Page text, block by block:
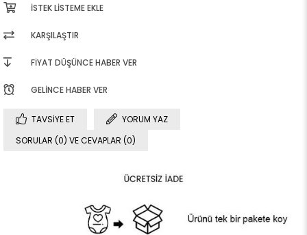
İSTEK LISTEME EKLE
KARŞILAŞTIR
FIYAT DÜŞÜNCE HABER VER
GELINCE HABER VER
TAVSIYE ET
YORUM YAZ
SORULAR (0) VE CEVAPLAR (0)